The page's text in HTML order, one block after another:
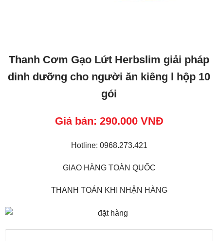
Thanh Cơm Gạo Lứt Herbslim giải pháp
dinh dưỡng cho người ăn kiêng l hộp 10
gói
Giá bán: 290.000 VNĐ
Hotline: 0968.273.421
GIAO HÀNG TOÀN QUỐC
THANH TOÁN KHI NHẬN HÀNG